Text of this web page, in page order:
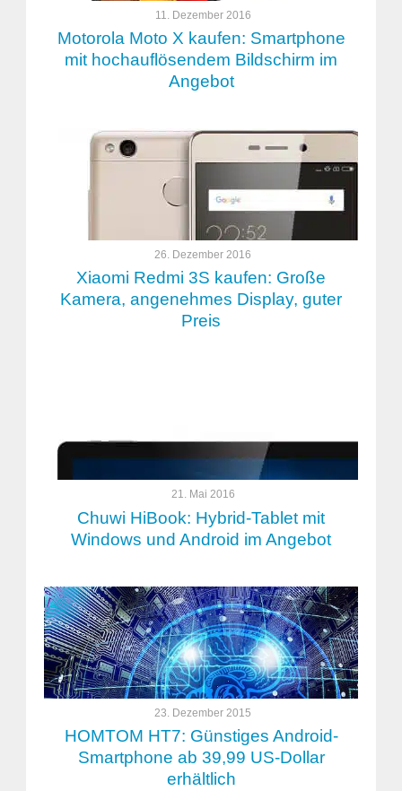
11. Dezember 2016
Motorola Moto X kaufen: Smartphone
mit hochauflösendem Bildschirm im
Angebot
26. Dezember 2016
Xiaomi Redmi 3S kaufen: Große
Kamera, angenehmes Display, guter
Preis
21. Mai 2016
Chuwi HiBook: Hybrid-Tablet mit
Windows und Android im Angebot
23. Dezember 2015
HOMTOM HT7: Günstiges Android-
Smartphone ab 39,99 US-Dollar
erhältlich